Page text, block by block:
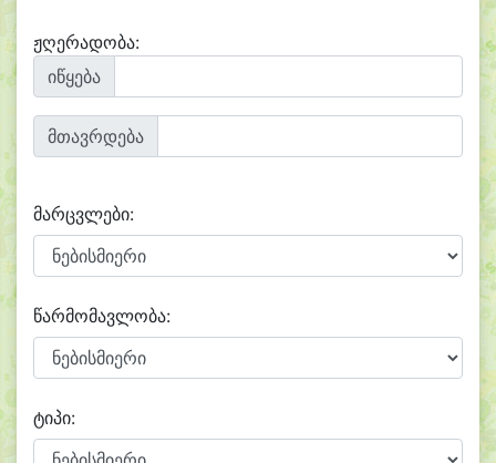
ჟღერადობა:
იწყება
მთავრდება
მარცვლები:
წარმომავლობა:
ტიპი: